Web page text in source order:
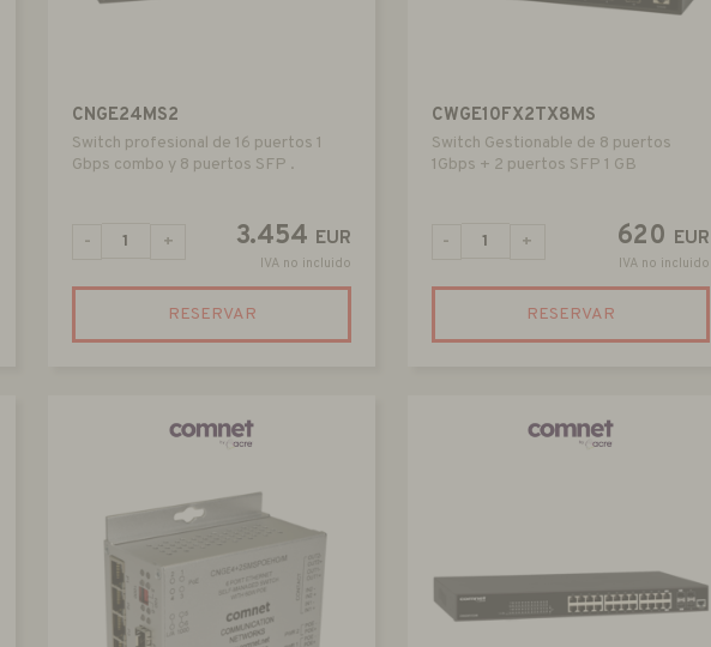
CNGE24MS2
Switch profesional de 16 puertos 1
Gbps combo y 8 puertos SFP .
3.454 EUR
IVA no incluido
- +
RESERVAR
CWGE10FX2TX8MS
Switch Gestionable de 8 puertos
1Gbps + 2 puertos SFP 1 GB
620 EUR
IVA no incluido
- +
RESERVAR